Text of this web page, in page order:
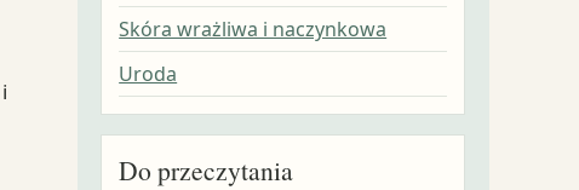
Skóra wrażliwa i naczynkowa
Uroda
Do przeczytania